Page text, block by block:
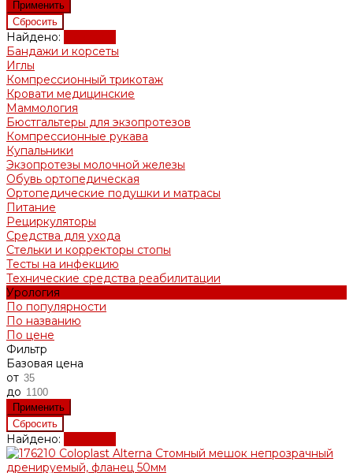
Найдено:
Бандажи и корсеты
Иглы
Компрессионный трикотаж
Кровати медицинские
Маммология
Бюстгальтеры для экзопротезов
Компрессионные рукава
Купальники
Экзопротезы молочной железы
Обувь ортопедическая
Ортопедические подушки и матрасы
Питание
Рециркуляторы
Средства для ухода
Стельки и корректоры стопы
Тесты на инфекцию
Технические средства реабилитации
Урология
По популярности
По названию
По цене
Фильтр
Базовая цена
от
до
Найдено: